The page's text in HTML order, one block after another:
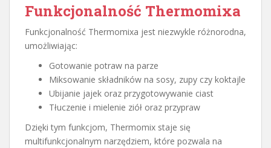
Funkcjonalność Thermomixa
Funkcjonalność Thermomixa jest niezwykle różnorodna,
umożliwiając:
Gotowanie potraw na parze
Miksowanie składników na sosy, zupy czy koktajle
Ubijanie jajek oraz przygotowywanie ciast
Tłuczenie i mielenie ziół oraz przypraw
Dzięki tym funkcjom, Thermomix staje się
multifunkcjonalnym narzędziem, które pozwala na